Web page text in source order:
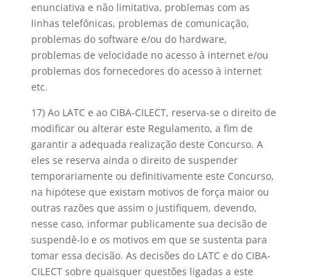
enunciativa e não limitativa, problemas com as
linhas telefônicas, problemas de comunicação,
problemas do software e/ou do hardware,
problemas de velocidade no acesso à internet e/ou
problemas dos fornecedores do acesso à internet
etc.
17) Ao LATC e ao CIBA-CILECT, reserva-se o direito de
modificar ou alterar este Regulamento, a fim de
garantir a adequada realização deste Concurso. A
eles se reserva ainda o direito de suspender
temporariamente ou definitivamente este Concurso,
na hipótese que existam motivos de força maior ou
outras razões que assim o justifiquem, devendo,
nesse caso, informar publicamente sua decisão de
suspendê-lo e os motivos em que se sustenta para
tomar essa decisão. As decisões do LATC e do CIBA-
CILECT sobre quaisquer questões ligadas a este